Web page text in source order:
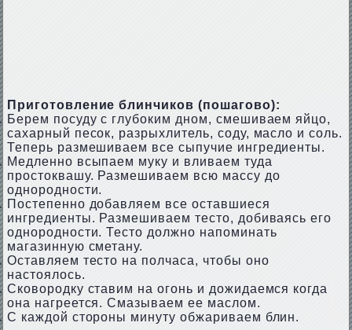
Приготовление блинчиков (пошагово):
Берем посуду с глубоким дном, смешиваем яйцо,
сахарный песок, разрыхлитель, соду, масло и соль.
Теперь размешиваем все сыпучие ингредиенты.
Медленно всыпаем муку и вливаем туда
простоквашу. Размешиваем всю массу до
однородности.
Постепенно добавляем все оставшиеся
ингредиенты. Размешиваем тесто, добиваясь его
однородности. Тесто должно напоминать
магазинную сметану.
Оставляем тесто на полчаса, чтобы оно
настоялось.
Сковородку ставим на огонь и дожидаемся когда
она нагреется. Смазываем ее маслом.
С каждой стороны минуту обжариваем блин.